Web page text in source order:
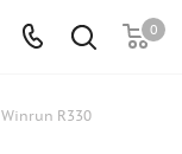
0
Winrun R330